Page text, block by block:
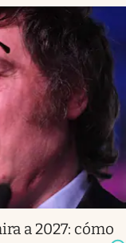
a 2027: cómo